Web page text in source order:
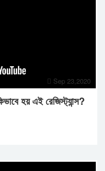
Sep 23,2020
হয় এই রেজিস্ট্যান্স?